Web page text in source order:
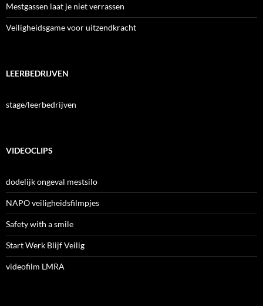
Mestgassen laat je niet verrassen
Veiligheidsgame voor uitzendkracht
LEERBEDRIJVEN
stage/leerbedrijven
VIDEOCLIPS
dodelijk ongeval mestsilo
NAPO veiligheidsfilmpjes
Safety with a smile
Start Werk Blijf Veilig
videofilm LMRA